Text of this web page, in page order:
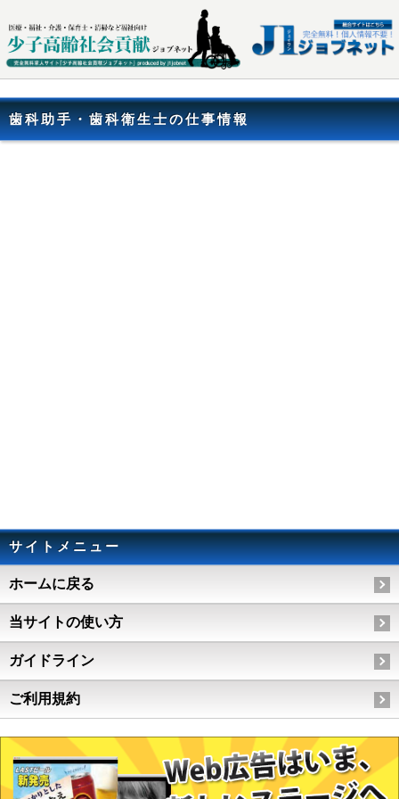
歯科助手・歯科衛生士の仕事情報
サイトメニュー
ホームに戻る
当サイトの使い方
ガイドライン
ご利用規約